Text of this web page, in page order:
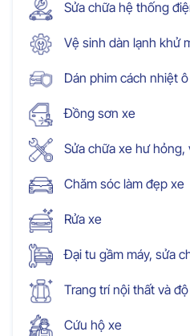
Sửa chữa hệ thống
Vệ sinh dàn lạnh khử
Dán phim cách nhiệt
Đồng sơn xe
Sửa chữa xe hư hỏng,
Chăm sóc làm đẹp xe
Rửa xe
Đại tu gầm máy, sửa
Trang trí nội thất và
Cứu hộ xe